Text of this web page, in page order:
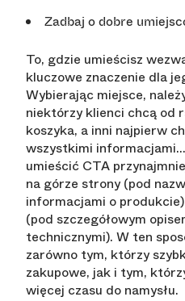
Zadbaj o dobre
To, gdzie umieścisz
kluczowe znaczenie dla
Wybierając miejsce,
niektórzy klienci chcą od
koszyka, a inni najpierw
wszystkimi
umieścić CTA
na górze strony (pod
informacjami o
(pod szczegółowym
technicznymi). W ten
zarówno tym, którzy
zakupowe, jak i tym,
więcej czasu do namysłu.